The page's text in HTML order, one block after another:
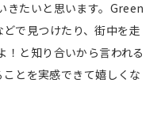
きたいと思います。Green
で見つけたり、街中を走
と知り合いから言われる
とを実感できて嬉しくな